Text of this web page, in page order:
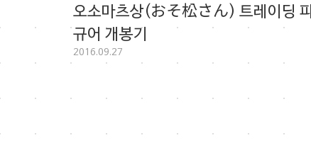
오소마츠상(おそ松さん) 트레이딩 피
규어 개봉기
2016.09.27